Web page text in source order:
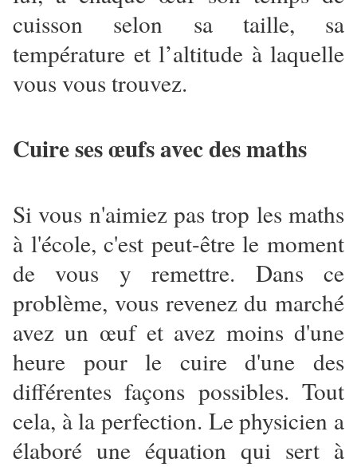
cuisson selon sa taille, sa
température et l’altitude à laquelle
vous vous trouvez.
Cuire ses œufs avec des maths
Si vous n'aimiez pas trop les maths
à l'école, c'est peut-être le moment
de vous y remettre. Dans ce
problème, vous revenez du marché
avez un œuf et avez moins d'une
heure pour le cuire d'une des
différentes façons possibles. Tout
cela, à la perfection. Le physicien a
élaboré une équation qui sert à